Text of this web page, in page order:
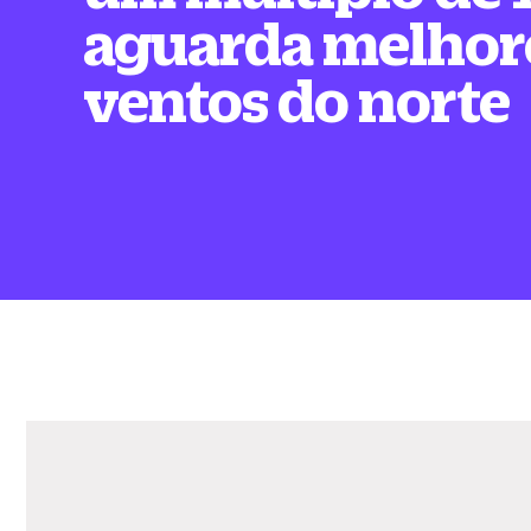
aguarda
ventos do norte